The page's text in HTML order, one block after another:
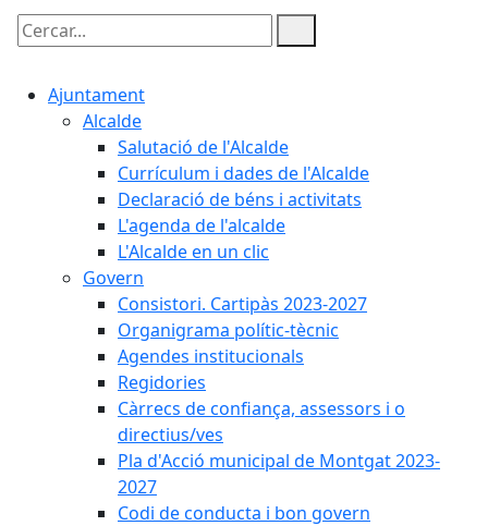
Cercar:
Ajuntament
Alcalde
Salutació de l'Alcalde
Currículum i dades de l'Alcalde
Declaració de béns i activitats
L'agenda de l'alcalde
L'Alcalde en un clic
Govern
Consistori. Cartipàs 2023-2027
Organigrama polític-tècnic
Agendes institucionals
Regidories
Càrrecs de confiança, assessors i o
directius/ves
Pla d'Acció municipal de Montgat 2023-
2027
Codi de conducta i bon govern